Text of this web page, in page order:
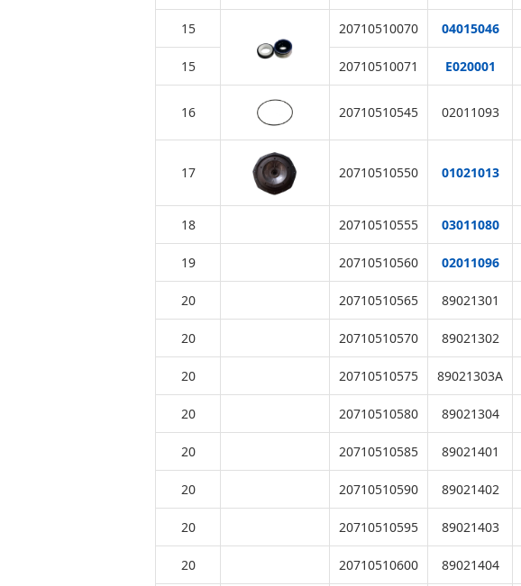
15 20710510070 04015046
15 20710510071 E020001
16 20710510545 02011093
17 20710510550 01021013
18 20710510555 03011080
19 20710510560 02011096
20 20710510565 89021301
20 20710510570 89021302
20 20710510575 89021303A
20 20710510580 89021304
20 20710510585 89021401
20 20710510590 89021402
20 20710510595 89021403
20 20710510600 89021404